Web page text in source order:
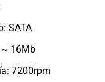
SATA
~ 16Mb
7200rpm